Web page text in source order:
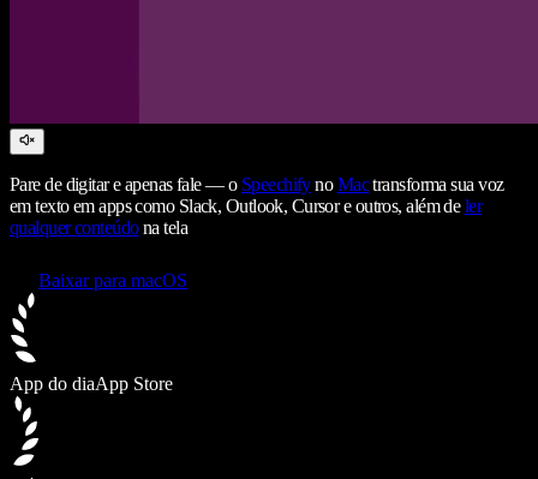
Pare de digitar e apenas fale — o SpeechifynoMactransforma sua voz
em texto em apps como Slack, Outlook, Cursor e outros, além deler
qualquer conteúdona tela
Baixar para macOS
App do diaApp Store